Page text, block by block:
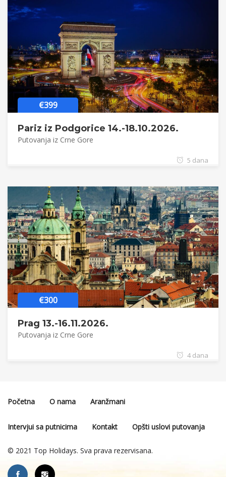
€399
Pariz iz Podgorice 14.-18.10.2026.
Putovanja iz Crne Gore
5 dana
€300
Prag 13.-16.11.2026.
Putovanja iz Crne Gore
4 dana
Početna O nama Aranžmani
Intervjui sa putnicima Kontakt Opšti uslovi putovanja
© 2021 Top Holidays. Sva prava rezervisana.